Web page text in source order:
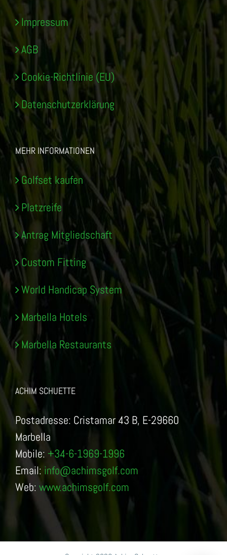
Impressum
AGB
Cookie-Richtlinie (EU)
Datenschutzerklärung
MEHR INFORMATIONEN
Golfset kaufen
Platzreife
Antrag Mitgliedschaft
Custom Fitting
World Handicap System
Marbella Hotels
Marbella Restaurants
ACHIM SCHUETTE
Postadresse: Cristamar 43 B, E-29660
Marbella
Mobile: +34-6-1969-1996
Email: info@achimsgolf.com
Web: www.achimsgolf.com